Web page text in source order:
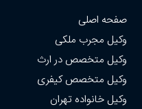
صفحه اصلی
وکیل مجرب ملکی
وکیل متخصص در ارث
وکیل متخصص کیفری
وکیل خانواده تهران